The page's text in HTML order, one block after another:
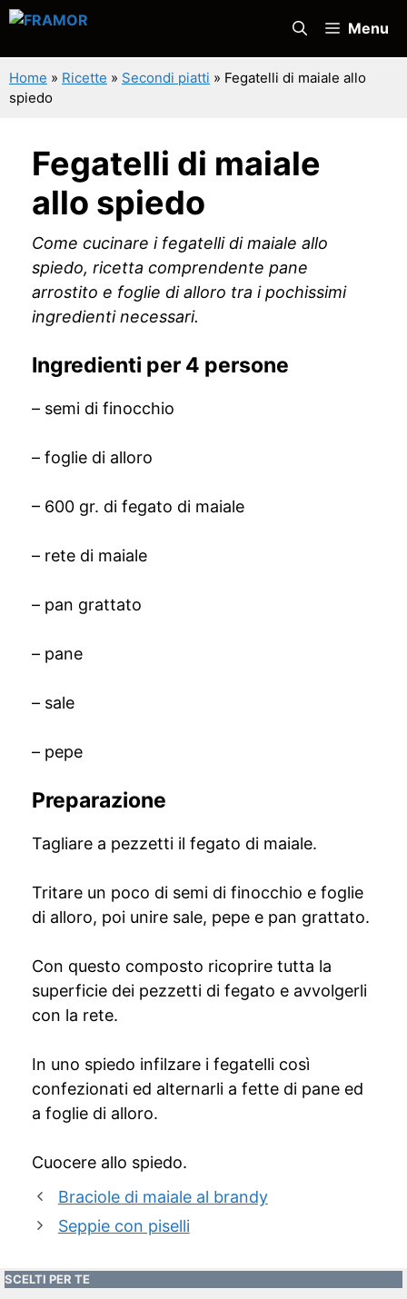
Vai
contenuto
Menu
Home » Ricette » Secondi piatti » Fegatelli di maiale allo
spiedo
Fegatelli di maiale
allo spiedo
Come cucinare i fegatelli di maiale allo
spiedo, ricetta comprendente pane
arrostito e foglie di alloro tra i pochissimi
ingredienti necessari.
Ingredienti per 4 persone
– semi di finocchio
– foglie di alloro
– 600 gr. di fegato di maiale
– rete di maiale
– pan grattato
– pane
– sale
– pepe
Preparazione
Tagliare a pezzetti il fegato di maiale.
Tritare un poco di semi di finocchio e foglie
di alloro, poi unire sale, pepe e pan grattato.
Con questo composto ricoprire tutta la
superficie dei pezzetti di fegato e avvolgerli
con la rete.
In uno spiedo infilzare i fegatelli così
confezionati ed alternarli a fette di pane ed
a foglie di alloro.
Cuocere allo spiedo.
Braciole di maiale al brandy
Seppie con piselli
SCELTI PER TE